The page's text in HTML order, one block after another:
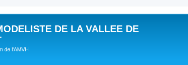
DE LA VALLEE DE
de l'AMVH